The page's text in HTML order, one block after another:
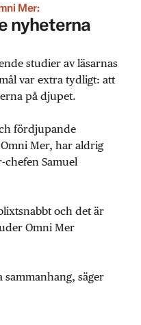
Mer:
nyheterna
studier av läsarnas
var extra tydligt: att
på djupet.
fördjupande
Mer, har aldrig
chefen Samuel
och det är
Omni Mer
sammanhang, säger